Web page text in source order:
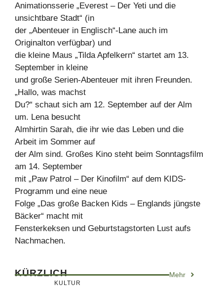
Animationsserie „Everest – Der Yeti und die
unsichtbare Stadt“ (in
der „Abenteuer in Englisch“-Lane auch im
Originalton verfügbar) und
die kleine Maus „Tilda Apfelkern“ startet am 13.
September in kleine
und große Serien-Abenteuer mit ihren Freunden.
„Hallo, was machst
Du?“ schaut sich am 12. September auf der Alm
um. Lena besucht
Almhirtin Sarah, die ihr wie das Leben und die
Arbeit im Sommer auf
der Alm sind. Großes Kino steht beim Sonntagsfilm
am 14. September
mit „Paw Patrol – Der Kinofilm“ auf dem KIDS-
Programm und eine neue
Folge „Das große Backen Kids – Englands jüngste
Bäcker“ macht mit
Fensterkeksen und Geburtstagstorten Lust aufs
Nachmachen.
KÜRZLICH Mehr
KULTUR